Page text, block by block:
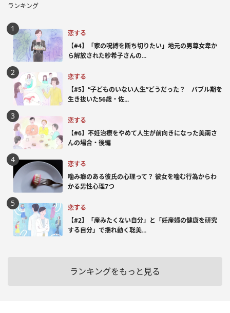
ランキング
恋する
【#4】「家の呪縛を断ち切りたい」地元の男尊女卑か
ら解放された紗希子さんの...
恋する
【#5】“子どものいない人生”どうだった？ バブル期を
生き抜いた56歳・佐...
恋する
【#6】不妊治療をやめて人生が前向きになった美南さ
んの場合・後編
恋する
噛み癖のある彼氏の心理って？ 彼女を噛む行為からわ
かる男性心理7つ
恋する
【#2】「産みたくない自分」と「妊産婦の健康を研究
する自分」で揺れ動く聡美...
ランキングをもっと見る